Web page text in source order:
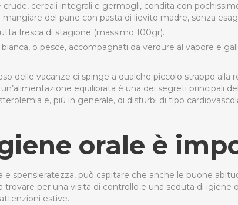
crude, cereali integrali e germogli, condita con
del pane con pasta di lievito madre, senza
fresca di stagione (massimo 100gr).
o pesce, accompagnati da verdure al vapore e
delle vacanze ci spinge a qualche piccolo strappo
equilibrata è una dei segreti principali
e, più in generale, di disturbi di tipo
orale è
spensieratezza, può capitare che anche le buone
trovare per una visita di controllo e una seduta di igiene
estive.